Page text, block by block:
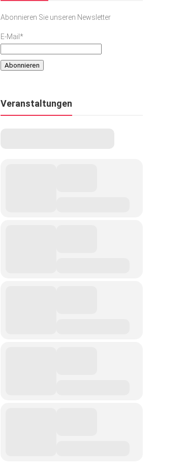
Abonnieren Sie unseren Newsletter
E-Mail*
Veranstaltungen